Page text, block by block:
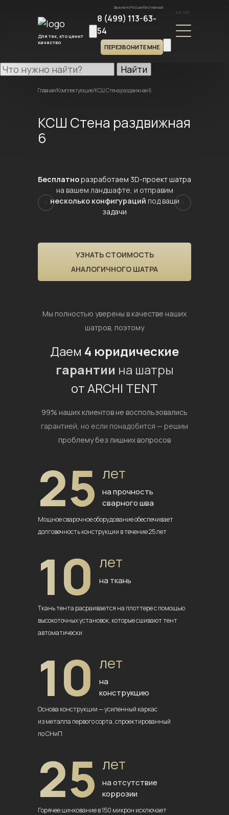
Для тех, кто ценит
качество
Звонок по России бесплатный
8 (499) 113-63-
54
ПЕРЕЗВОНИТЕ МНЕ
МЕНЮ
Найти
Главная/Комплектующие/КСШ Стена раздвижная 6
КСШ Стена раздвижная
6
Бесплатноразработаем 3D-проект шатра
на вашем ландшафте, и отправим
несколько конфигураций под ваши
задачи
УЗНАТЬ СТОИМОСТЬ
АНАЛОГИЧНОГО ШАТРА
Мы полностью уверены в качестве наших
шатров, поэтому
Даем 4 юридические
гарантии на шатры
от ARCHI TENT
99% наших клиентов не воспользовались
гарантией, но если понадобится — решим
проблему без лишних вопросов
25 лет
на прочность
сварного шва
Мощное сварочное оборудованиеобеспечивает
долговечностьконструкции в течение 25 лет
10 лет
на ткань
Ткань тента расраивается на плоттерес помощью
высокоточных установок, которые сшивают тент
автоматически
10 лет
на
конструкцию
Основа конструкции — усиленный каркас
из металла первого сорта,спроектированный
по СНиП
25 лет
на отсутствие
коррозии
Горячее цинкование в 150 микрон исключает